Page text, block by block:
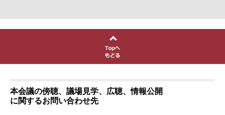
本会議の傍聴、議場見学、広聴、情報公開
に関するお問い合わせ先